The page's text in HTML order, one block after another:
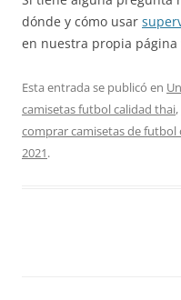
dónde y cómo usar
en nuestra propia página
Esta entrada se publicó en
camisetas futbol calidad thai,
comprar camisetas de futbol
2021.